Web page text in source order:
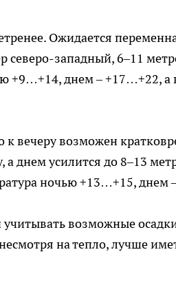
Ожидается
северо-западный, 6–11
+9…+14, днем – +17…+22, а
к вечеру возможен
днем усилится до 8–13
ночью +13…+15, днем
возможные
на тепло, лучше